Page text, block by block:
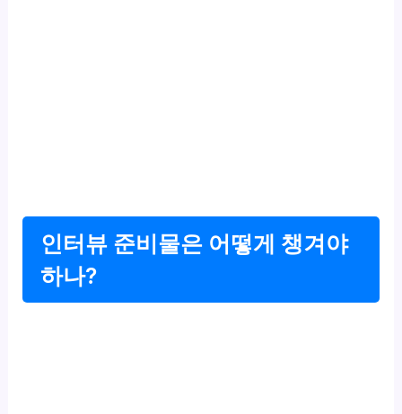
인터뷰 준비물은 어떻게 챙겨야
하나?